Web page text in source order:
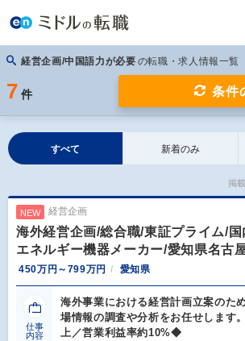
経営企画/中国語力が必要 の転職・求人情報一覧
7 件 条件
すべて 新着のみ
掲
NEW 経営企画
海外経営企画/総合職/東証プライム/
エネルギー機器メーカー/愛知県名古
450万円～799万円 愛知県
仕事
内容
海外事業における経営計画立案のた
場情報の調査や分析をお任せします
上／営業利益率約10%◆